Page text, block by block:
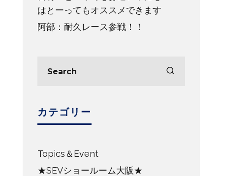
はとーってもオススメできます
阿部：耐久レース参戦！！
カテゴリー
Topics＆Event
★SEVショールーム大阪★